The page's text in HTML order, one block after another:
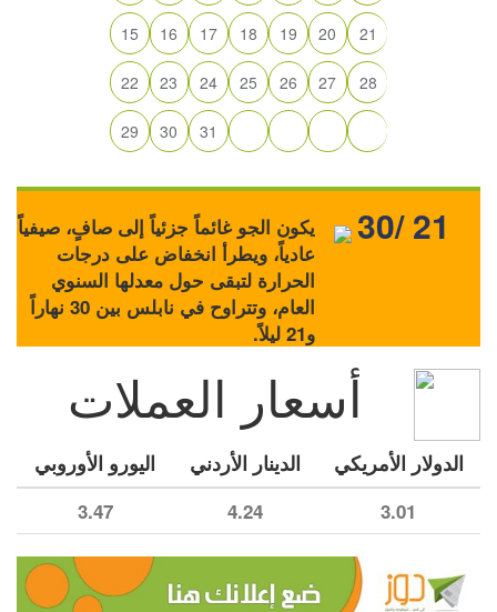
15 16 17 18 19 20 21
22 23 24 25 26 27 28
29 30 31
يكون الجو غائماً جزئياً إلى صافٍ، صيفياً
عادياً، ويطرأ انخفاض على درجات
الحرارة لتبقى حول معدلها السنوي
العام، وتتراوح في نابلس بين 30 نهاراً
و21 ليلاً.
30/ 21
أسعار العملات
الدولار الأمريكي الدينار الأردني اليورو الأوروبي
3.01
4.24
3.47